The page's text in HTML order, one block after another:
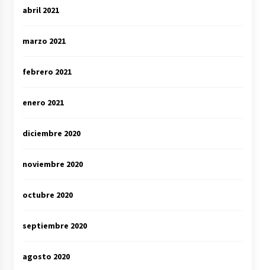
abril 2021
marzo 2021
febrero 2021
enero 2021
diciembre 2020
noviembre 2020
octubre 2020
septiembre 2020
agosto 2020